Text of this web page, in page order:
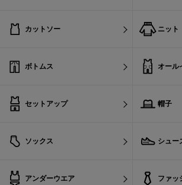
カットソー ニット
ボトムス オール
セットアップ 帽子
ソックス シュー
アンダーウエア ファッ